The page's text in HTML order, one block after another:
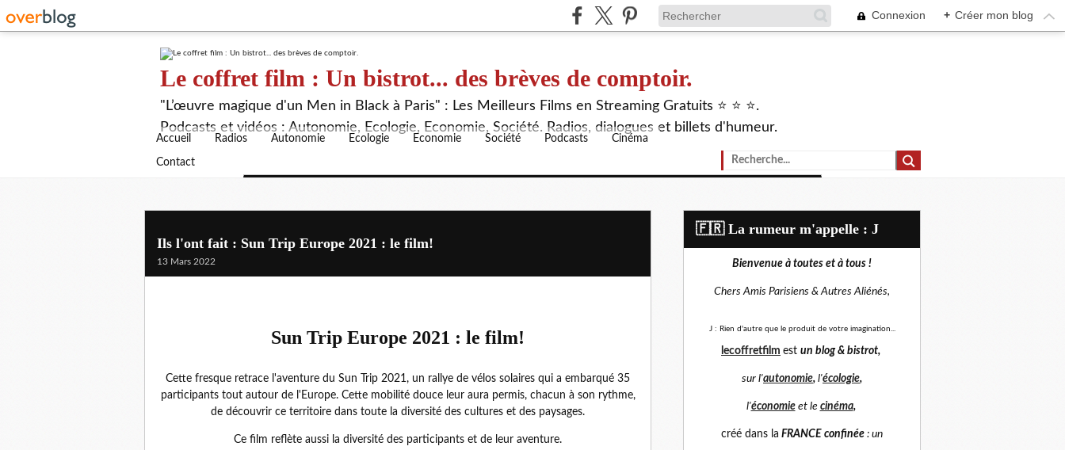
Connexion + Créer mon blog
Le coffret film : Un bistrot... des brèves de comptoir.
"L’œuvre magique d'un Men in Black à Paris" : Les Meilleurs Films en Streaming Gratuits ⭐ ⭐ ⭐.
Podcasts et vidéos : Autonomie, Ecologie, Economie, Société. Radios, dialogues et billets d'humeur.
Accueil Radios Autonomie Ecologie Economie Société Podcasts Cinéma
Contact
Ils l'ont fait : Sun Trip Europe 2021 : le film!
13 Mars 2022
Sun Trip Europe 2021 : le film!
Cette fresque retrace l'aventure du Sun Trip 2021, un rallye de vélos solaires qui a embarqué 35
participants tout autour de l'Europe. Cette mobilité douce leur aura permis, chacun à son rythme,
de découvrir ce territoire dans toute la diversité des cultures et des paysages.
Ce film reflète aussi la diversité des participants et de leur aventure.
​🇫🇷​ La rumeur m'appelle : J
Bienvenue à toutes et à tous !
Chers Amis Parisiens &Autres Aliénés,
J : Rien d'autre que le produit de votre imagination...
lecoffretfilm est un blog & bistrot,
sur l'autonomie, l'écologie,
l'économie et le cinéma,
créé dans la FRANCE confinée : un